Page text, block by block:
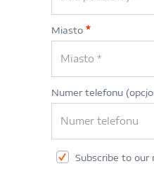
Miasto *
Numer telefonu
Subscribe to